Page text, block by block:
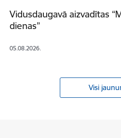
Vidusdaugavā aizvadītas
dienas”
05.08.2026.
Visi